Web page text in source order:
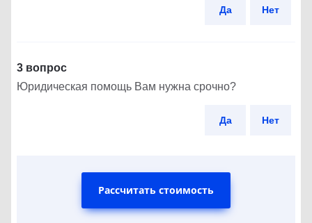
Да Нет
3 вопрос
Юридическая помощь Вам нужна срочно?
Да Нет
Рассчитать стоимость